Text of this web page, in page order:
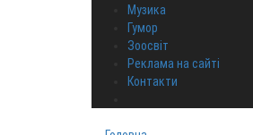
Музика
Гумор
Зоосвіт
Реклама на сайті
Контакти